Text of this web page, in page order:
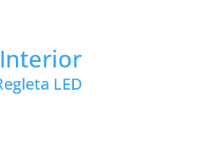
Interior
LED